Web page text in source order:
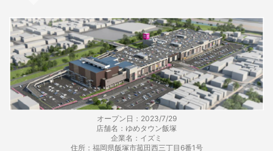
オープン日：2023/7/29
店舗名：ゆめタウン飯塚
企業名：イズミ
住所：福岡県飯塚市菰田西三丁目6番1号